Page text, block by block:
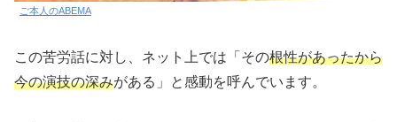
ご本人のABEMA
この苦労話に対し、ネット上では「その根性があったから
今の演技の深みがある」と感動を呼んでいます。